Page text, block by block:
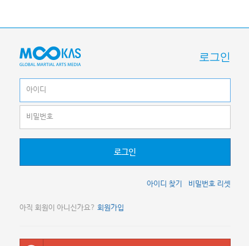
로그인
로그인
비밀번호 리셋
아이디 찾기
아직 회원이 아니신가요? 회원가입